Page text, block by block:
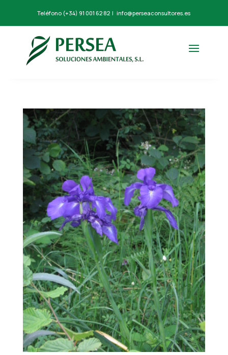
Teléfono (+34) 91 001 62 82 |info@perseaconsultores.es